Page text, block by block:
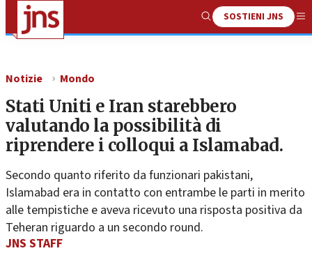
Show
Search
SOSTIENI JNS
Notizie Mondo
Stati Uniti e Iran starebbero
valutando la possibilità di
riprendere i colloqui a Islamabad.
Secondo quanto riferito da funzionari pakistani,
Islamabad era in contatto con entrambe le parti in merito
alle tempistiche e aveva ricevuto una risposta positiva da
Teheran riguardo a un secondo round.
JNS STAFF